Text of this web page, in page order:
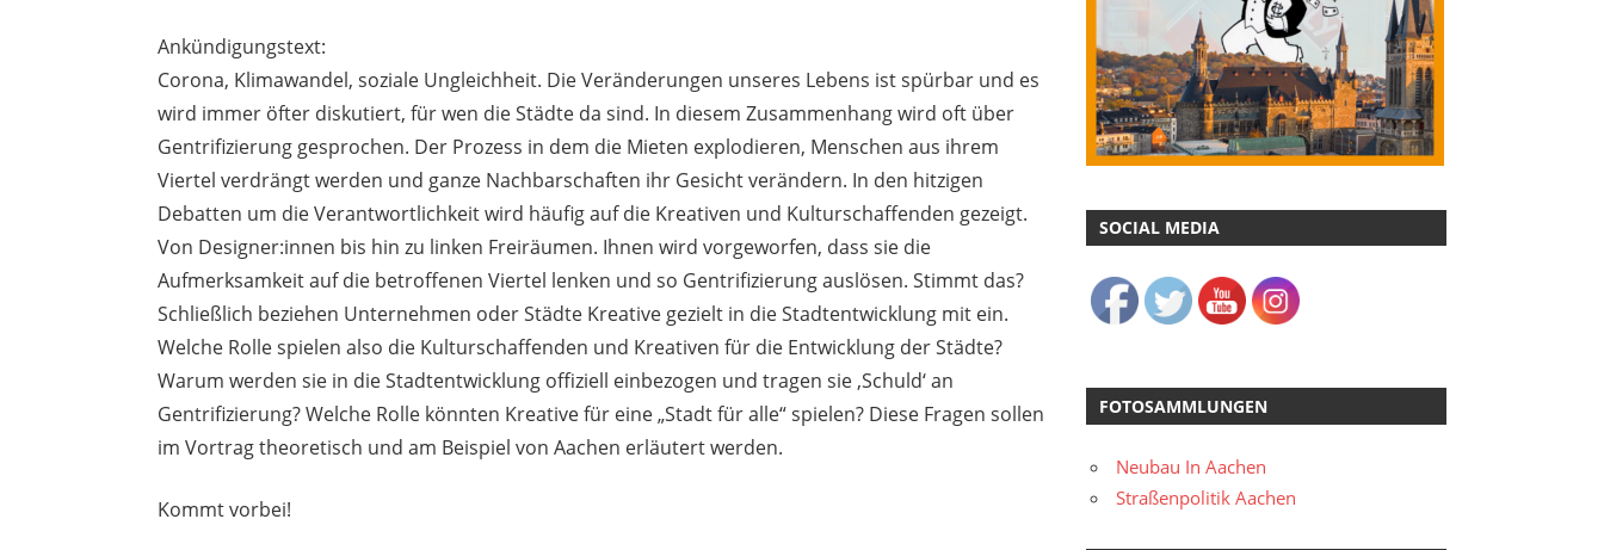
Ankündigungstext:
Corona, Klimawandel, soziale Ungleichheit. Die Veränderungen unseres Lebens ist spürbar und es
wird immer öfter diskutiert, für wen die Städte da sind. In diesem Zusammenhang wird oft über
Gentrifizierung gesprochen. Der Prozess in dem die Mieten explodieren, Menschen aus ihrem
Viertel verdrängt werden und ganze Nachbarschaften ihr Gesicht verändern. In den hitzigen
Debatten um die Verantwortlichkeit wird häufig auf die Kreativen und Kulturschaffenden gezeigt.
Von Designer:innen bis hin zu linken Freiräumen. Ihnen wird vorgeworfen, dass sie die
Aufmerksamkeit auf die betroffenen Viertel lenken und so Gentrifizierung auslösen. Stimmt das?
Schließlich beziehen Unternehmen oder Städte Kreative gezielt in die Stadtentwicklung mit ein.
Welche Rolle spielen also die Kulturschaffenden und Kreativen für die Entwicklung der Städte?
Warum werden sie in die Stadtentwicklung offiziell einbezogen und tragen sie ,Schuld‘ an
Gentrifizierung? Welche Rolle könnten Kreative für eine „Stadt für alle“ spielen? Diese Fragen sollen
im Vortrag theoretisch und am Beispiel von Aachen erläutert werden.
Kommt vorbei!
SOCIAL MEDIA
FOTOSAMMLUNGEN
Neubau In Aachen
Straßenpolitik Aachen